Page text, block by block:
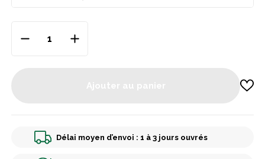
Délai moyen d’envoi : 1 à 3 jours ouvrés